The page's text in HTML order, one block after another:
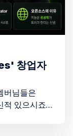
창업자
적 있으시죠?